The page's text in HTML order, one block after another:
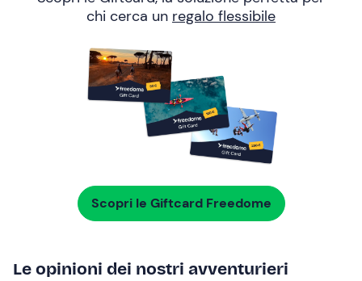
chi cerca un regalo flessibile
Scopri le Giftcard Freedome
Le opinioni dei nostri avventurieri